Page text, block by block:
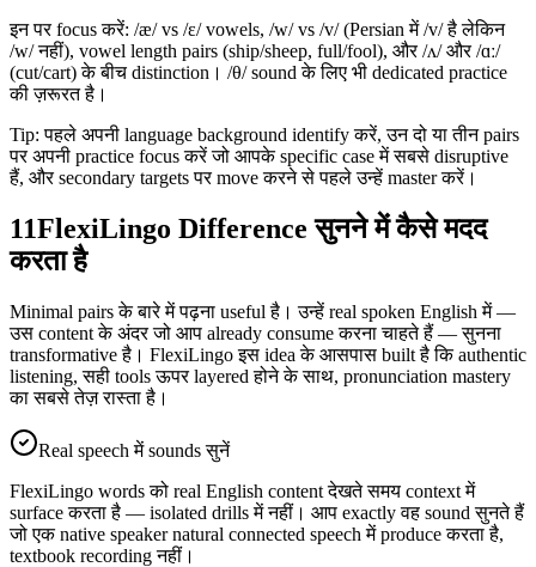
इन पर focus करें: /æ/ vs /ɛ/ vowels, /w/ vs /v/ (Persian में /v/ है लेकिन
/w/ नहीं), vowel length pairs (ship/sheep, full/fool), और /ʌ/ और /ɑː/
(cut/cart) के बीच distinction। /θ/ sound के लिए भी dedicated practice
की ज़रूरत है।
Tip: पहले अपनी language background identify करें, उन दो या तीन pairs
पर अपनी practice focus करें जो आपके specific case में सबसे disruptive
हैं, और secondary targets पर move करने से पहले उन्हें master करें।
11FlexiLingo Difference सुनने में कैसे मदद
करता है
Minimal pairs के बारे में पढ़ना useful है। उन्हें real spoken English में —
उस content के अंदर जो आप already consume करना चाहते हैं — सुनना
transformative है। FlexiLingo इस idea के आसपास built है कि authentic
listening, सही tools ऊपर layered होने के साथ, pronunciation mastery
का सबसे तेज़ रास्ता है।
Real speech में sounds सुनें
FlexiLingo words को real English content देखते समय context में
surface करता है — isolated drills में नहीं। आप exactly वह sound सुनते हैं
जो एक native speaker natural connected speech में produce करता है,
textbook recording नहीं।